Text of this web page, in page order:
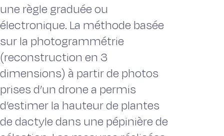
une règle graduée ou
électronique. La méthode basée
sur la photogrammétrie
(reconstruction en 3
dimensions) à partir de photos
prises d’un drone a permis
d’estimer la hauteur de plantes
de dactyle dans une pépinière de